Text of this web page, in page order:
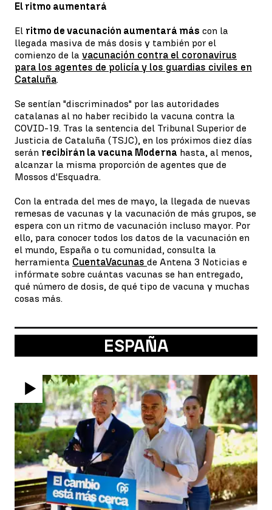
El ritmo aumentará
El ritmo de vacunación aumentará más con la
llegada masiva de más dosis y también por el
comienzo de la vacunación contra el coronavirus
para los agentes de policía y los guardias civiles en
Cataluña.
Se sentían "discriminados" por las autoridades
catalanas al no haber recibido la vacuna contra la
COVID-19. Tras la sentencia del Tribunal Superior de
Justicia de Cataluña (TSJC), en los próximos diez días
serán recibirán la vacuna Moderna hasta, al menos,
alcanzar la misma proporción de agentes que de
Mossos d'Esquadra.
Con la entrada del mes de mayo, la llegada de nuevas
remesas de vacunas y la vacunación de más grupos, se
espera con un ritmo de vacunación incluso mayor. Por
ello, para conocer todos los datos de la vacunación en
el mundo, España o tu comunidad, consulta la
herramienta CuentaVacunas de Antena 3 Noticias e
infórmate sobre cuántas vacunas se han entregado,
qué número de dosis, de qué tipo de vacuna y muchas
cosas más.
ESPAÑA